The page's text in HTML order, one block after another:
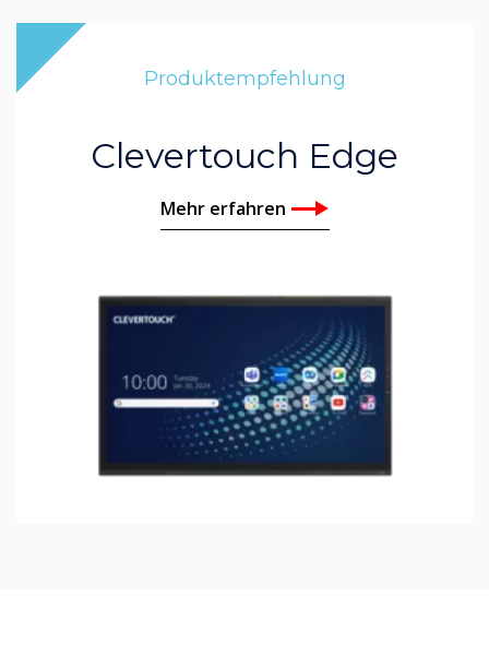
Produktempfehlung
Clevertouch Edge
Mehr erfahren